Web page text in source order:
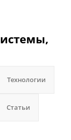
Технологии
Статьи